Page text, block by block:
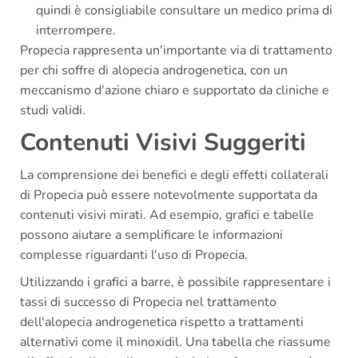
quindi è consigliabile consultare un medico prima di
interrompere.
Propecia rappresenta un'importante via di trattamento
per chi soffre di alopecia androgenetica, con un
meccanismo d'azione chiaro e supportato da cliniche e
studi validi.
Contenuti Visivi Suggeriti
La comprensione dei benefici e degli effetti collaterali
di Propecia può essere notevolmente supportata da
contenuti visivi mirati. Ad esempio, grafici e tabelle
possono aiutare a semplificare le informazioni
complesse riguardanti l'uso di Propecia.
Utilizzando i grafici a barre, è possibile rappresentare i
tassi di successo di Propecia nel trattamento
dell'alopecia androgenetica rispetto a trattamenti
alternativi come il minoxidil. Una tabella che riassume